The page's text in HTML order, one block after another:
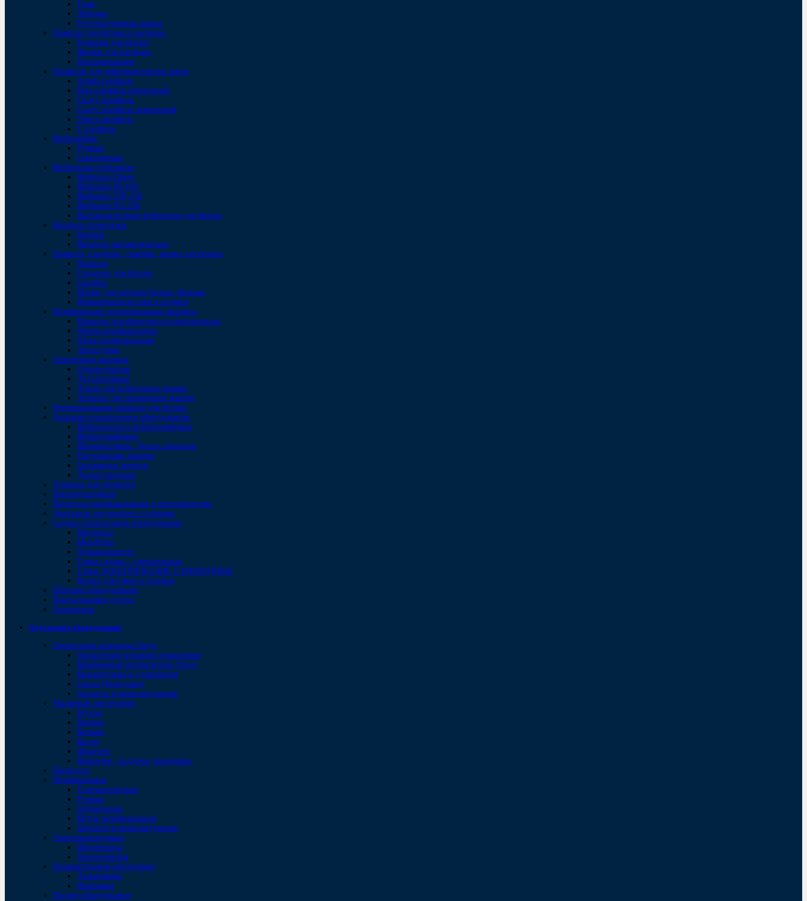
Тали
Лебедки
Грузоподъемные краны
Емкости для бетона и раствора
Бункеры для бетона
Ящики для раствора
Бетономешалки
Профили для деформационных швов
Альфа профиль
Бета профиль ремонтный
Синус профиль
Синус профиль ремонтный
Омега профиль
Т профиль
Виброрейки
Ручные
Секционные
Вибраторы глубинные
Вибратор Dingo
Вибратор JB-160
Вибратор ZIP-150
Bибратор FO-230
Высокочастотные вибраторы для бетона
Вязатели проволоки
Крючки
Вязатели автоматические
Правила, гладилки, скребки, малки для бетона
Правила
Гладилки для бетона
Скребки
Малки для затирки бетона. Кельмы
Формирователи шва и кромки
Шлифовально-полировальные машины
Машины шлифовально-полировальные
Фрезы шлифовальные
Пады полировальные
Аксессуары
Затирочные машины
Однороторные
Двухроторные
Диски для затирочных машин
Лопасти для затирочных машин
Фрезеровальные машины для бетона
Дорожно-строительное оборудование
Виброплиты и вибротрамбовки
Вибротрамбовки
Швонарезчики. Диски алмазные
Раздельщики трещин
Заливщики трещин
Диски отрезные
Тележки для топпинга
Бетоноукладчики
Пылесосы промышленные и пресепараторы
Двигатели внутреннего сгорания
Садово-строительное оборудование
Мотокосы
Мотобуры
Опрыскиватели
Тачки садово - строительные
Тачки ЭЛЕКТРИЧЕСКИЕ САМОХОДНЫЕ
Колеса для тачек и тележек
Щитовое оборудование
Предоставляем услуги
Генераторы
Отделочное оборудование
Окрасочные аппараты Chnye
Окрасочные аппараты поршневые
Мембранные распылители Chnye
Краскопульты и удлинители
Сопла (Форсунки)
Запчасти и комплектующие
Малярный инструмент
Бугели
Валики
Кельмы
Кисти
Шпатели
Ванночки, поддоны, вкладыши
Пылесосы
Шлифмашины
Телескопические
Ручные
Обдирочные
Круги шлифовальные
Запчасти и комплектующие
Электроинструмент
Штроборезы
Заклепочники
Измерительный инструмент
Дальномеры
Нивелиры
Прочее оборудование